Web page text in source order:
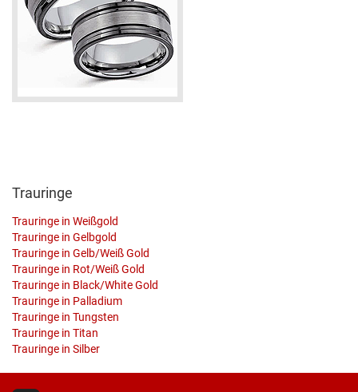
Trauringe
Trauringe in Weißgold
Trauringe in Gelbgold
Trauringe in Gelb/Weiß Gold
Trauringe in Rot/Weiß Gold
Trauringe in Black/White Gold
Trauringe in Palladium
Trauringe in Tungsten
Trauringe in Titan
Trauringe in Silber